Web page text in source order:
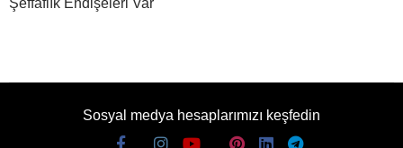
Sosyal medya hesaplarımızı keşfedin